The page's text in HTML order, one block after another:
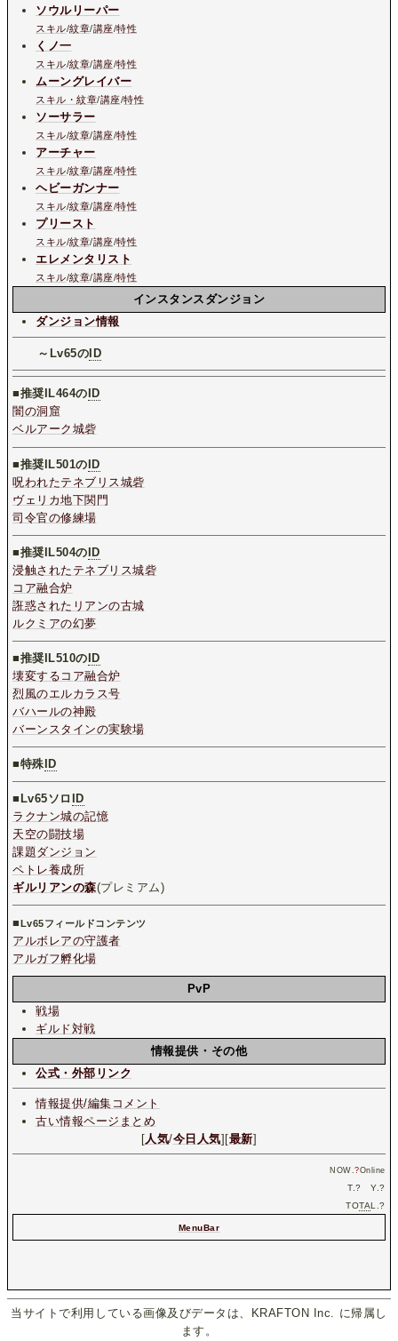
ソウルリーパー
スキル/紋章/講座/特性
くノ一
スキル/紋章/講座/特性
ムーングレイバー
スキル・紋章/講座/特性
ソーサラー
スキル/紋章/講座/特性
アーチャー
スキル/紋章/講座/特性
ヘビーガンナー
スキル/紋章/講座/特性
プリースト
スキル/紋章/講座/特性
エレメンタリスト
スキル/紋章/講座/特性
インスタンスダンジョン
ダンジョン情報
～Lv65の ID
■推奨IL464の ID
闇の洞窟
ベルアーク城砦
■推奨IL501のID
呪われたテネブリス城砦
ヴェリカ地下関門
司令官の修練場
■推奨IL504の ID
浸触されたテネブリス城砦
コア融合炉
誑惑されたリアンの古城
ルクミアの幻夢
■推奨IL510の ID
壊変するコア融合炉
烈風のエルカラス号
バハールの神殿
バーンスタインの実験場
■特殊 ID
■ Lv65ソロ ID
ラクナン城の記憶
天空の闘技場
課題ダンジョン
ペトレ養成所
ギルリアンの森(プレミアム)
■Lv65フィールドコンテンツ
アルボレアの守護者
アルガフ孵化場
PvP
戦場
ギルド対戦
情報提供・その他
公式・外部リンク
情報提供/編集コメント
古い情報ページまとめ
[ 人気/今日人気][最新]
NOW.?Online
T.? Y.?
TOTAL.?
MenuBar
当サイトで利用している画像及びデータは、KRAFTON Inc. に帰属し
ます。